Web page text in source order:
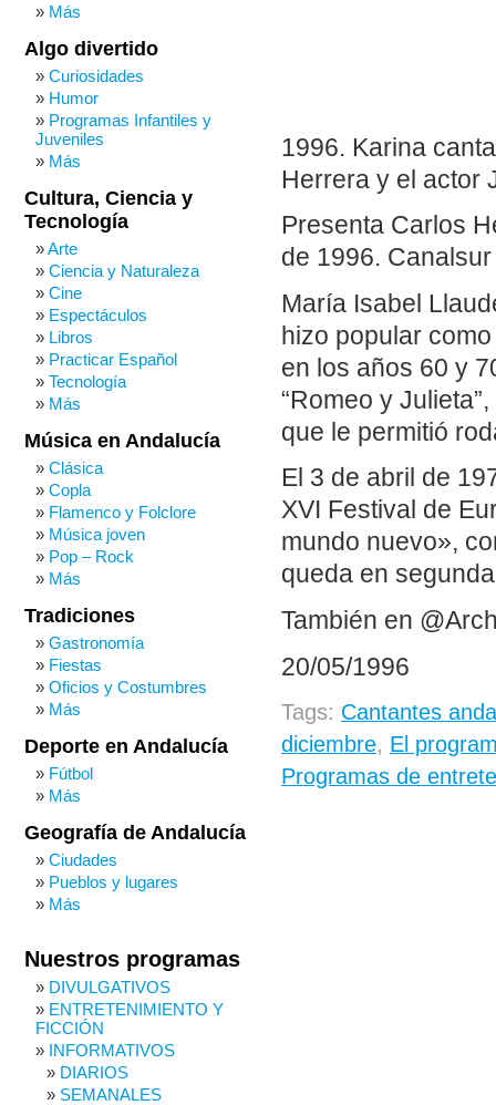
1996. Karina
Herrera y el actor
Presenta Carlos
de 1996.
María Isabel
hizo popular
en los años 60 y
“Romeo y
que le permitió
El 3 de abril de
XVI Festival de
mundo nuevo»,
queda en
También en
20/05/1996
Tags: Cantantes
diciembre, El
Programas de
Más
Algo divertido
Curiosidades
Humor
Programas Infantiles y
Juveniles
Más
Cultura, Ciencia y
Tecnología
Arte
Ciencia y Naturaleza
Cine
Espectáculos
Libros
Practicar Español
Tecnología
Más
Música en Andalucía
Clásica
Copla
Flamenco y Folclore
Música joven
Pop – Rock
Más
Tradiciones
Gastronomía
Fiestas
Oficios y Costumbres
Más
Deporte en Andalucía
Fútbol
Más
Geografía de Andalucía
Ciudades
Pueblos y lugares
Más
Nuestros programas
DIVULGATIVOS
ENTRETENIMIENTO Y
FICCIÓN
INFORMATIVOS
DIARIOS
SEMANALES